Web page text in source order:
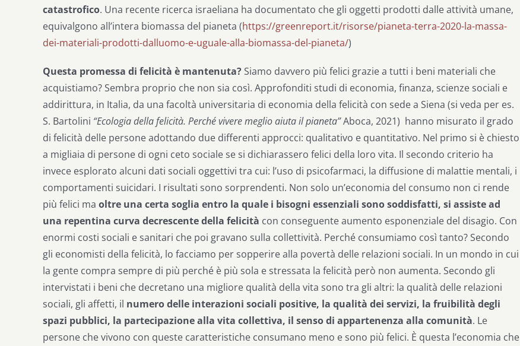
catastrofico. Una recente ricerca israeliana ha documentato che gli oggetti prodotti dalle attività umane,
equivalgono all’intera biomassa del pianeta (https://greenreport.it/risorse/pianeta-terra-2020-la-massa-
dei-materiali-prodotti-dalluomo-e-uguale-alla-biomassa-del-pianeta/)
Questa promessa di felicità è mantenuta? Siamo davvero più felici grazie a tutti i beni materiali che
acquistiamo? Sembra proprio che non sia così. Approfonditi studi di economia, finanza, scienze sociali e
addirittura, in Italia, da una facoltà universitaria di economia della felicità con sede a Siena (si veda per es.
S. Bartolini “Ecologia della felicità. Perché vivere meglio aiuta il pianeta”Aboca, 2021) hanno misurato il grado
di felicità delle persone adottando due differenti approcci: qualitativo e quantitativo. Nel primo si è chiesto
a migliaia di persone di ogni ceto sociale se si dichiarassero felici della loro vita. Il secondo criterio ha
invece esplorato alcuni dati sociali oggettivi tra cui: l’uso di psicofarmaci, la diffusione di malattie mentali, i
comportamenti suicidari. I risultati sono sorprendenti. Non solo un’economia del consumo non ci rende
più felici ma oltre una certa soglia entro la quale i bisogni essenziali sono soddisfatti, si assiste ad
una repentina curva decrescente della felicità con conseguente aumento esponenziale del disagio. Con
enormi costi sociali e sanitari che poi gravano sulla collettività. Perché consumiamo così tanto? Secondo
gli economisti della felicità, lo facciamo per sopperire alla povertà delle relazioni sociali. In un mondo in cui
la gente compra sempre di più perché è più sola e stressata la felicità però non aumenta. Secondo gli
intervistati i beni che decretano una migliore qualità della vita sono tra gli altri: la qualità delle relazioni
sociali, gli affetti, il numero delle interazioni sociali positive, la qualità dei servizi, la fruibilità degli
spazi pubblici, la partecipazione alla vita collettiva, il senso di appartenenza alla comunità. Le
persone che vivono con queste caratteristiche consumano meno e sono più felici. È questa l’economia che